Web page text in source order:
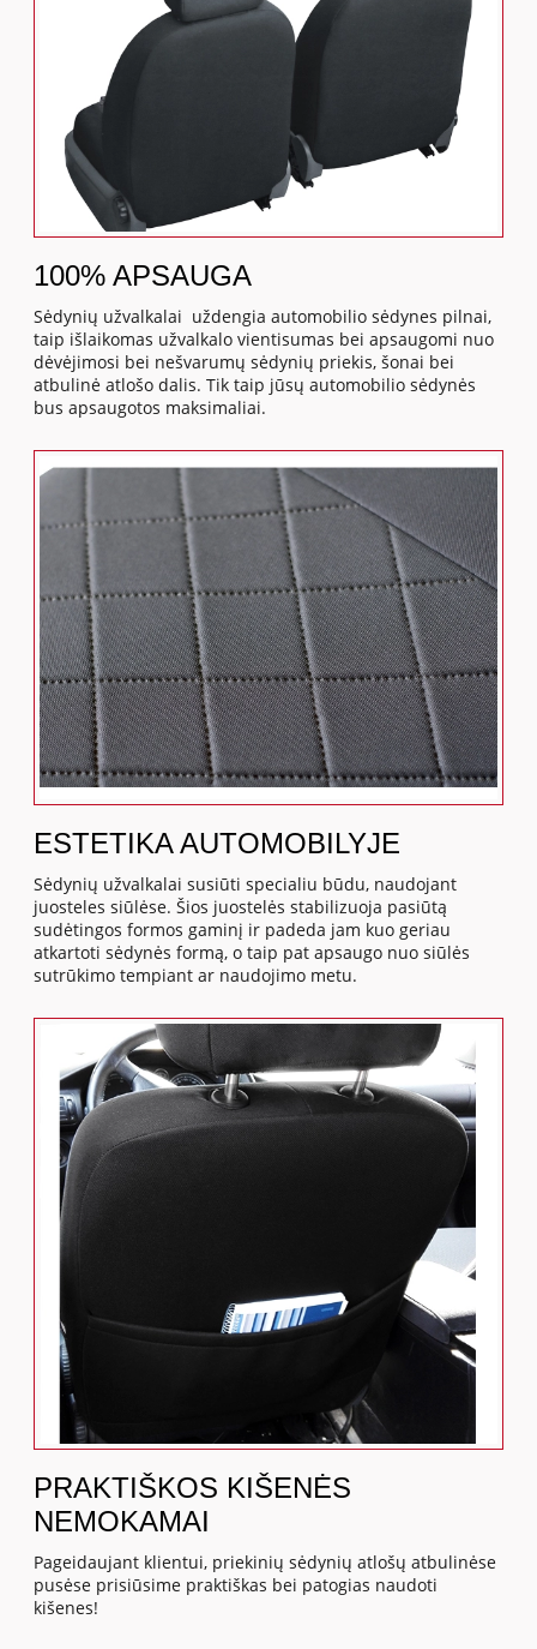
100% APSAUGA
Sėdynių užvalkalai uždengia automobilio sėdynes pilnai,
taip išlaikomas užvalkalo vientisumas bei apsaugomi nuo
dėvėjimosi bei nešvarumų sėdynių priekis, šonai bei
atbulinė atlošo dalis. Tik taip jūsų automobilio sėdynės
bus apsaugotos maksimaliai.
ESTETIKA AUTOMOBILYJE
Sėdynių užvalkalai susiūti specialiu būdu, naudojant
juosteles siūlėse. Šios juostelės stabilizuoja pasiūtą
sudėtingos formos gaminį ir padeda jam kuo geriau
atkartoti sėdynės formą, o taip pat apsaugo nuo siūlės
sutrūkimo tempiant ar naudojimo metu.
PRAKTIŠKOS KIŠENĖS
NEMOKAMAI
Pageidaujant klientui, priekinių sėdynių atlošų atbulinėse
pusėse prisiūsime praktiškas bei patogias naudoti
kišenes!